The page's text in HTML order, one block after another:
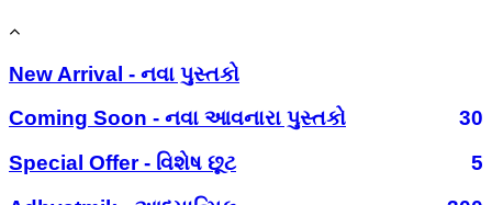
New Arrival - નવા પુસ્તકો
Coming Soon - નવા આવનારા પુસ્તકો
30
Special Offer - વિશેષ છૂટ
5